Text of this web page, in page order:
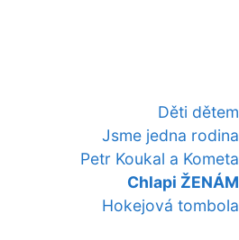
Děti dětem
Jsme jedna rodina
Petr Koukal a Kometa
Chlapi ŽENÁM
Hokejová tombola